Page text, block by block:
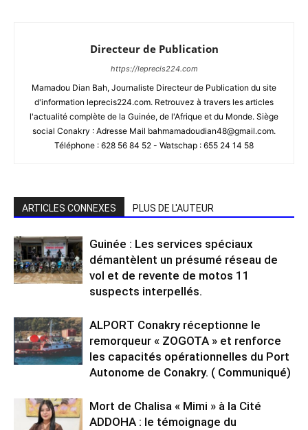
Directeur de Publication
https://leprecis224.com
Mamadou Dian Bah, Journaliste Directeur de Publication du site
d'information leprecis224.com. Retrouvez à travers les articles
l'actualité complète de la Guinée, de l'Afrique et du Monde. Siège
social Conakry : Adresse Mail bahmamadoudian48@gmail.com.
Téléphone : 628 56 84 52 - Watschap : 655 24 14 58
ARTICLES CONNEXES PLUS DE L'AUTEUR
Guinée : Les services spéciaux
démantèlent un présumé réseau de
vol et de revente de motos 11
suspects interpellés.
ALPORT Conakry réceptionne le
remorqueur « ZOGOTA » et renforce
les capacités opérationnelles du Port
Autonome de Conakry. ( Communiqué)
Mort de Chalisa « Mimi » à la Cité
ADDOHA : le témoignage du